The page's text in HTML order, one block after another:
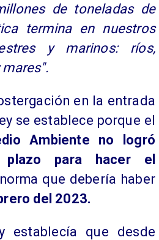
de toneladas de
termina en nuestros
y marinos: ríos,
en la entrada
se establece porque el
Ambiente no logró
para hacer el
que debería haber
del 2023.
establecía que desde